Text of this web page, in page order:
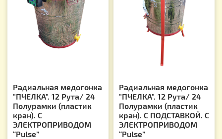
Радиальная медогонка
"ПЧЕЛКА". 12 Рута/ 24
Полурамки (пластик
кран). С
ЭЛЕКТРОПРИВОДОМ
“Pulse”
Радиальная медогонка
"ПЧЕЛКА". 12 Рута/ 24
Полурамки (пластик
кран). С ПОДСТАВКОЙ. С
ЭЛЕКТРОПРИВОДОМ
“Pulse”